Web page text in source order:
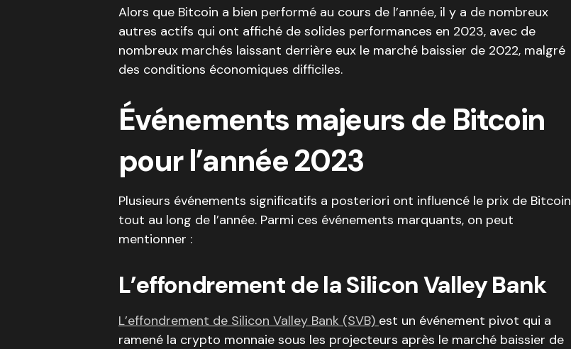
Alors que Bitcoin a bien performé au cours de l’année, il y a de nombreux
autres actifs qui ont affiché de solides performances en 2023, avec de
nombreux marchés laissant derrière eux le marché baissier de 2022, malgré
des conditions économiques difficiles.
Événements majeurs de Bitcoin
pour l’année 2023
Plusieurs événements significatifs a posteriori ont influencé le prix de Bitcoin
tout au long de l’année. Parmi ces événements marquants, on peut
mentionner :
L’effondrement de la Silicon Valley Bank
L’effondrement de Silicon Valley Bank (SVB) est un événement pivot qui a
ramené la crypto monnaie sous les projecteurs après le marché baissier de